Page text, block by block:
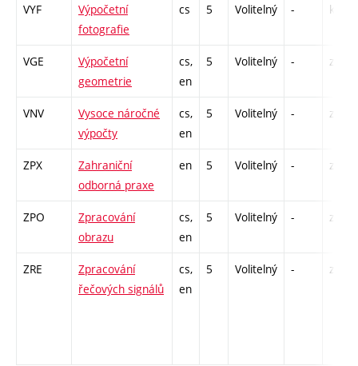
VYF
Výpočetní
fotografie
cs 5 Volitelný - kl
VGE
Výpočetní
geometrie
cs,
en
5 Volitelný - zk
VNV
Vysoce náročné
výpočty
cs,
en
5 Volitelný - zk
ZPX
Zahraniční
odborná praxe
en 5 Volitelný - zá
ZPO
Zpracování
obrazu
cs,
en
5 Volitelný - zk
ZRE
Zpracování
řečových signálů
cs,
en
5 Volitelný - zk